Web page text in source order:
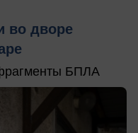
во дворе
БПЛА